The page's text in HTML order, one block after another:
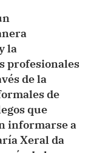
la
profesionales
de la
de
que
informarse a
Xeral da